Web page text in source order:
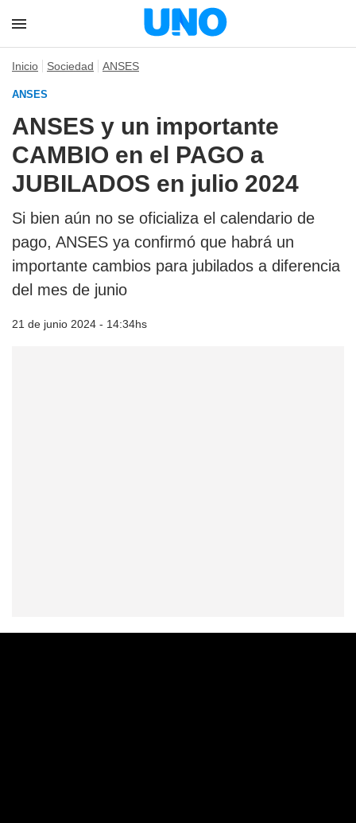
Inicio Sociedad ANSES
ANSES
ANSES y un importante
CAMBIO en el PAGO a
JUBILADOS en julio 2024
Si bien aún no se oficializa el calendario de
pago, ANSES ya confirmó que habrá un
importante cambios para jubilados a diferencia
del mes de junio
21 de junio 2024 - 14:34hs